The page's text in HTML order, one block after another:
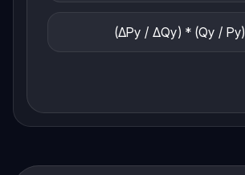
(ΔPy / ΔQy) * (Qy / Py)